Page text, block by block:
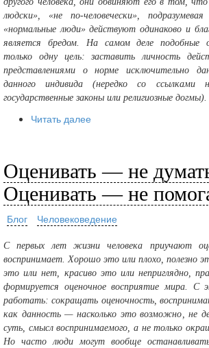
людски», «не по-человечески»,
«нормальные люди» действуют одинаково и
является бредом. На самом деле подобные
только одну цель: заставить личность
представлениями о норме исключительно
данного индивида (нередко со ссылками
государственные законы или религиозные догмы).
Читать далее
Оценивать — не
Оценивать — не
Блог Человековедение
С первых лет жизни человека приучают
воспринимает. Хорошо это или плохо, полезно
это или нет, красиво это или неприглядно,
формируется оценочное восприятие мира.
работать: сокращать оценочность,
как данность — насколько это возможно, не
суть, смысл воспринимаемого, а не только
Но часто люди могут вообще